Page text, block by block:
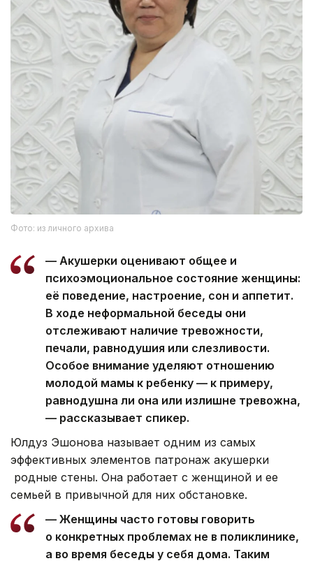
Фото: из личного архива
— Акушерки оценивают общее и
психоэмоциональное состояние женщины:
её поведение, настроение, сон и аппетит.
В ходе неформальной беседы они
отслеживают наличие тревожности,
печали, равнодушия или слезливости.
Особое внимание уделяют отношению
молодой мамы к ребенку — к примеру,
равнодушна ли она или излишне тревожна,
— рассказывает спикер.
Юлдуз Эшонова называет одним из самых
эффективных элементов патронаж акушерки
родные стены. Она работает с женщиной и ее
семьей в привычной для них обстановке.
— Женщины часто готовы говорить
о конкретных проблемах не в поликлинике,
а во время беседы у себя дома. Таким